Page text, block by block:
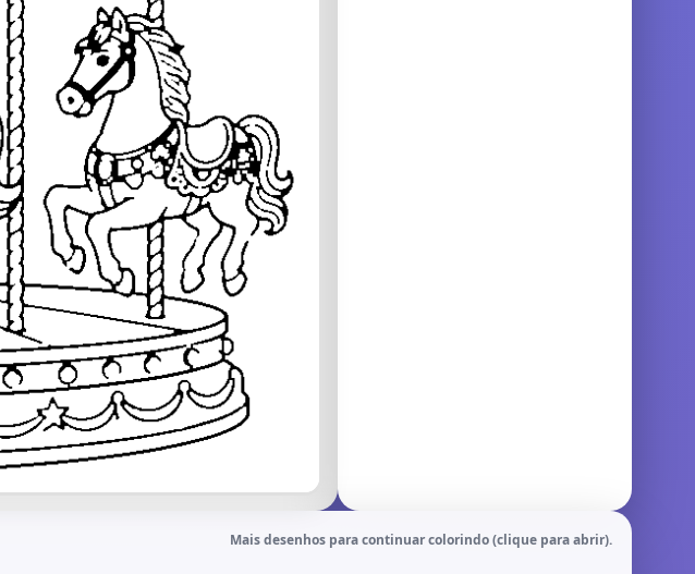
Mais desenhos para continuar colorindo (clique para abrir).